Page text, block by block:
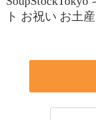
ト お祝い お土